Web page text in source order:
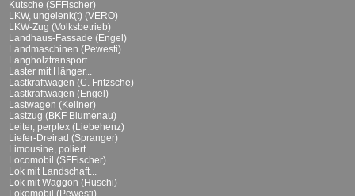
Kutsche (SFFischer)
LKW, ungelenk(t) (VERO)
LKW-Zug (Volksbetrieb)
Landhaus-Fassade (Engel)
Landmaschinen (Pewesti)
Langholztransport...
Laster mit Hänger...
Lastkraftwagen (C. Fritzsche)
Lastkraftwagen (Engel)
Lastwagen (Kellner)
Lastzug (BKF Blumenau)
Leiter, perplex (Liebehenz)
Liefer-Dreirad (Spranger)
Limousine, poliert...
Locomobil (SFFischer)
Lok mit Landschaft...
Lok mit Waggon (Huschi)
Lokomobil (Pewesti)